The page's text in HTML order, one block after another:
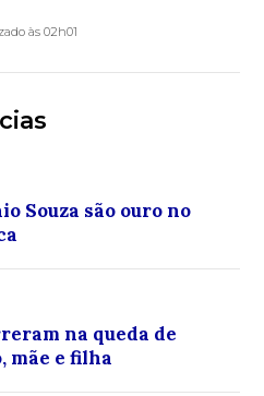
às 02h01
Souza são ouro no
na queda de
mãe e filha